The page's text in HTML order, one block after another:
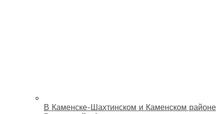
В Каменске-Шахтинском и Каменском районе